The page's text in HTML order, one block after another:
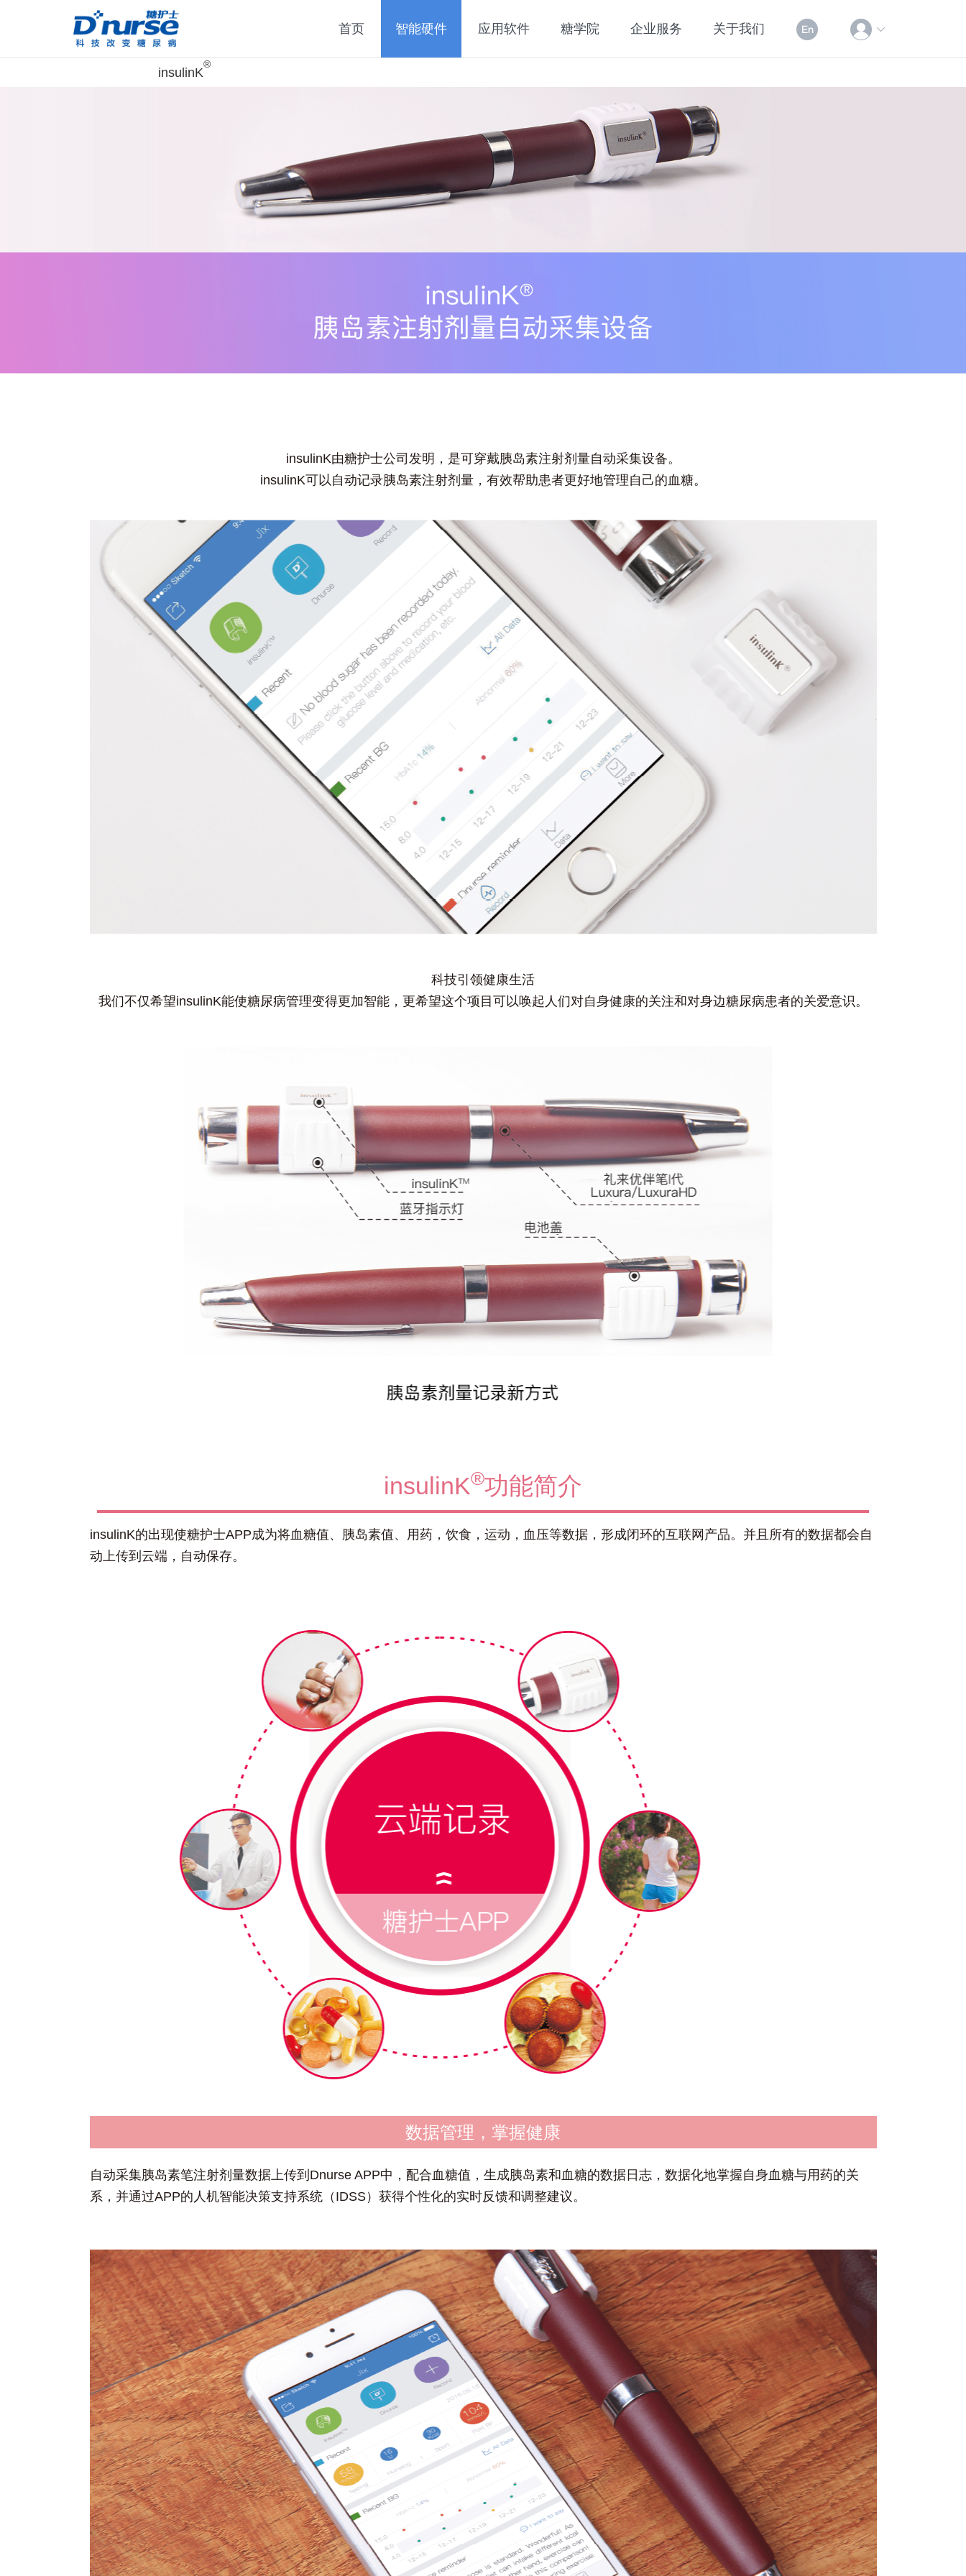
首页 智能硬件 应用软件 糖学院 企业服务 关于我们
insulinK
®
insulinK由糖护士公司发明，是可穿戴胰岛素注射剂量自动采集设备。
insulinK可以自动记录胰岛素注射剂量，有效帮助患者更好地管理自己的血糖。
科技引领健康生活
我们不仅希望insulinK能使糖尿病管理变得更加智能，更希望这个项目可以唤起人们对自身健康的关注和对身边糖尿病患者的关爱意识。
insulinK®功能简介
insulinK的出现使糖护士APP成为将血糖值、胰岛素值、用药，饮食，运动，血压等数据，形成闭环的互联网产品。并且所有的数据都会自
动上传到云端，自动保存。
数据管理，掌握健康
自动采集胰岛素笔注射剂量数据上传到Dnurse APP中，配合血糖值，生成胰岛素和血糖的数据日志，数据化地掌握自身血糖与用药的关
系，并通过APP的人机智能决策支持系统（IDSS）获得个性化的实时反馈和调整建议。